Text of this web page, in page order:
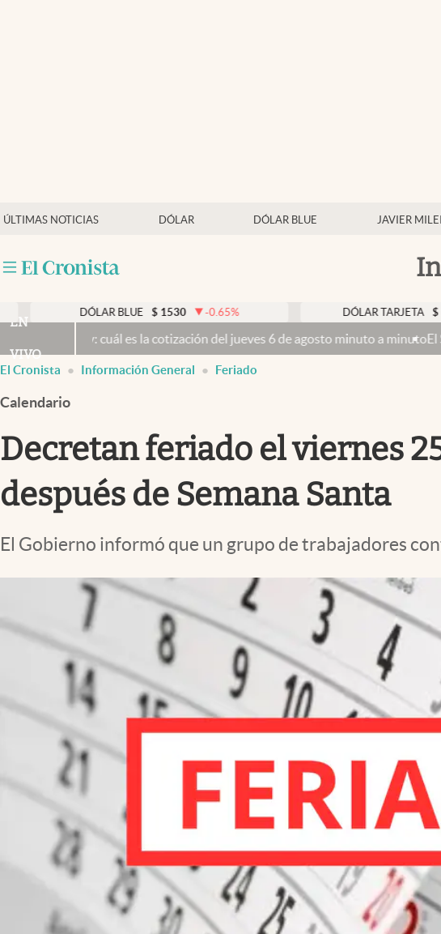
ÚLTIMAS NOTICIAS DÓLAR DÓLAR BLUE JAVIER MILEI
Mercados Online
Otras secciones
Infotechnology
Clase
Clima
Mundial 2026
Eventos Corporativos
abre en nueva pestaña
DÓLAR BLUE $ 1530 -0.65% DÓLAR TARJETA $ 1976
EN
VIVO
cuál es la cotización del jueves 6 de agosto minuto a minutoEl Senado
El Cronista Información General Feriado
Calendario
Decretan feriado el viernes
después de Semana Santa
El Gobierno informó que un grupo de trabajadores